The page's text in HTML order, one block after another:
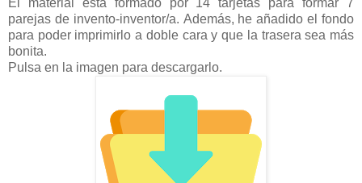
El material está formado por 14 tarjetas para formar 7
parejas de invento-inventor/a. Además, he añadido el fondo
para poder imprimirlo a doble cara y que la trasera sea más
bonita.
Pulsa en la imagen para descargarlo.